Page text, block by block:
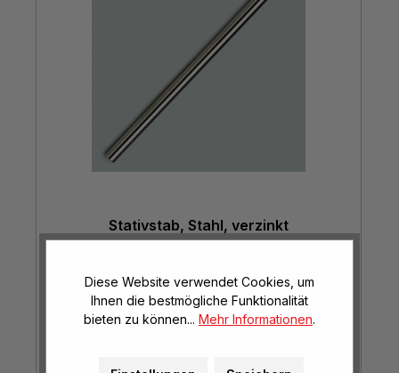
Stativstab, Stahl, verzinkt
€ 11,95*
Diese Website verwendet Cookies, um
Ihnen die bestmögliche Funktionalität
bieten zu können... Mehr Informationen.